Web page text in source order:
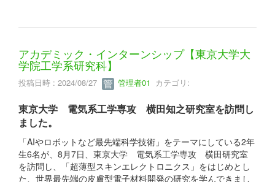
アカデミック・インターンシップ【東京大学大
学院工学系研究科】
投稿日時 : 2024/08/27 管理者01 カテゴリ:
東京大学 電気系工学専攻 横田知之研究室を訪問し
ました。
「AIやロボットなど最先端科学技術」をテーマにしている2年
生6名が、8月7日、東京大学 電気系工学専攻 横田研究室
を訪問し、「超薄型スキンエレクトロニクス」をはじめとし
た、世界最先端の皮膚型電子材料開発の研究を学んできまし